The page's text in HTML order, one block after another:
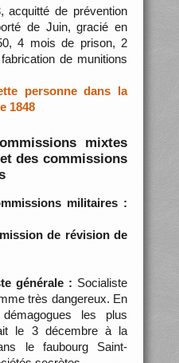
acquitté de prévention
de Juin, gracié en
4 mois de prison, 2
de munitions
personne dans la
1848
mixtes
des commissions
militaires :
de révision de
générale : Socialiste
très dangereux. En
les plus
le 3 décembre à la
le faubourg Saint-